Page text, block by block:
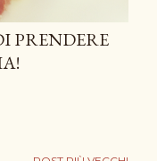
PRENDERE